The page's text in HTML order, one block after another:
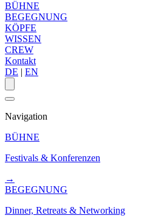
BÜHNE
BEGEGNUNG
KÖPFE
WISSEN
CREW
Kontakt
DE | EN
Navigation
BÜHNE
Festivals & Konferenzen
→
BEGEGNUNG
Dinner, Retreats & Networking